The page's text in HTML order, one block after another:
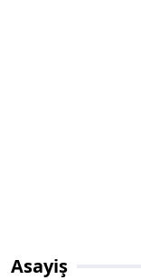
Asayiş